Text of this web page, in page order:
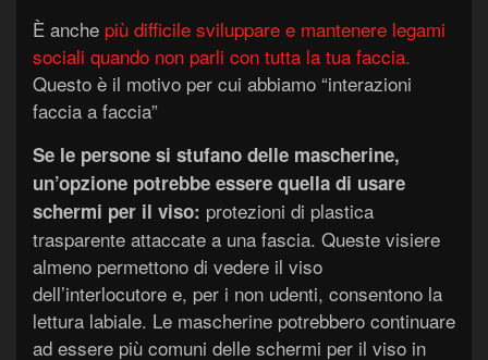
È anche più difficile sviluppare e mantenere legami
sociali quando non parli con tutta la tua faccia.
Questo è il motivo per cui abbiamo “interazioni
faccia a faccia”
Se le persone si stufano delle mascherine,
un’opzione potrebbe essere quella di usare
schermi per il viso: protezioni di plastica
trasparente attaccate a una fascia. Queste visiere
almeno permettono di vedere il viso
dell’interlocutore e, per i non udenti, consentono la
lettura labiale. Le mascherine potrebbero continuare
ad essere più comuni delle schermi per il viso in